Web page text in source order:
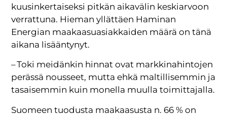
kuusinkertaiseksi pitkän aikavälin keskiarvoon
verrattuna. Hieman yllättäen Haminan
Energian maakaasuasiakkaiden määrä on tänä
aikana lisääntynyt.
– Toki meidänkin hinnat ovat markkinahintojen
perässä nousseet, mutta ehkä maltillisemmin ja
tasaisemmin kuin monella muulla toimittajalla.
Suomeen tuodusta maakaasusta n. 66 % on